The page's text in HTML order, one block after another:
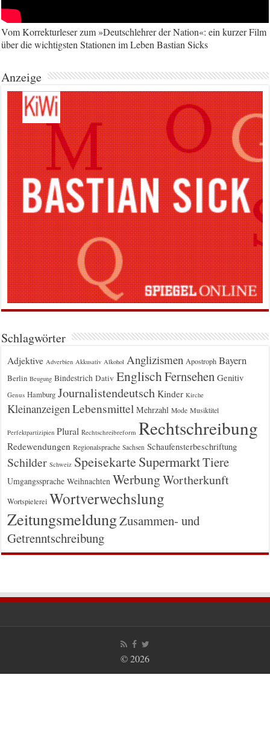
Vom Korrekturleser zum »Deutschlehrer der Nation«: ein kurzer Film
über die wichtigsten Stationen im Leben Bastian Sicks
Anzeige
Schlagwörter
Adjektive Adverbien Akkusativ Alkohol Anglizismen Apostroph Bayern
Berlin Beugung Bindestrich Dativ EnglischFernsehen Genitiv
Genus Hamburg Journalistendeutsch Kinder Kirche
Kleinanzeigen Lebensmittel Mehrzahl Mode Musiktitel
Perfektpartizipien Plural Rechtschreibreform Rechtschreibung
Redewendungen Regionalsprache Sachsen Schaufensterbeschriftung
Schilder Schweiz Speisekarte SupermarktTiere
Umgangssprache Weihnachten WerbungWortherkunft
Wortspielerei Wortverwechslung
ZeitungsmeldungZusammen- und
Getrenntschreibung
© 2026